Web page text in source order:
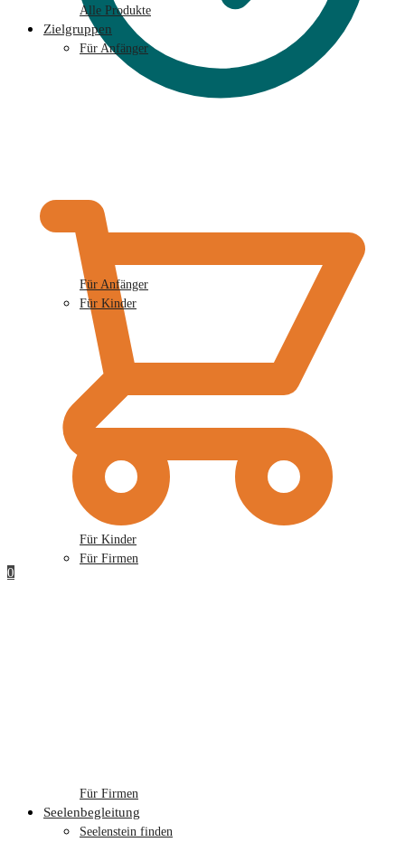
0
Alle Produkte
Zielgruppen
Für Anfänger
Für Anfänger
Für Kinder
Für Kinder
Für Firmen
Für Firmen
Seelenbegleitung
Seelenstein finden